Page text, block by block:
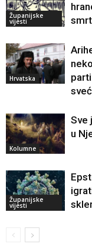
Županijske
vijesti
Hrvatska
Kolumne
Sve
u
Županijske
vijesti